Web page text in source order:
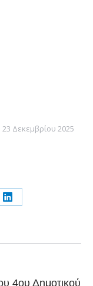
23 Δεκεμβρίου 2025
Share
LinkedIn
4ου Δημοτικού